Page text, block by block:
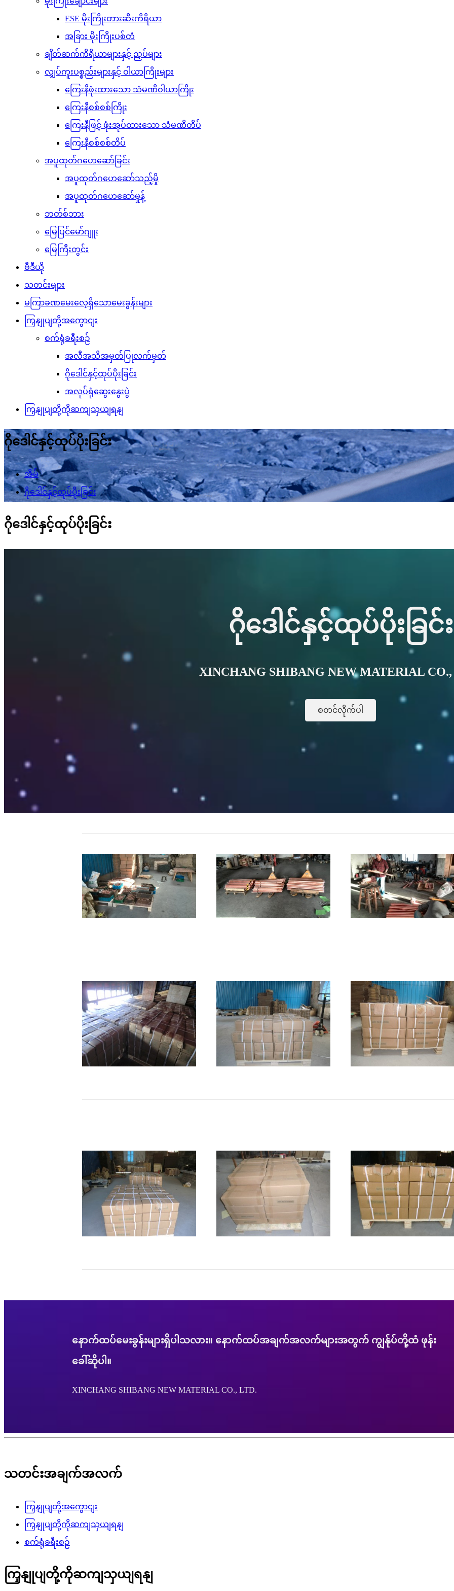
ESE မိုးကြိုးတားဆီးကိရိယာ
အခြား မိုးကြိုးပစ်တံ
ချိတ်ဆက်ကိရိယာများနှင့် ညှပ်များ
လျှပ်ကူးပစ္စည်းများနှင့် ဝါယာကြိုးများ
ကြေးနီဖုံးထားသော သံမဏိဝါယာကြိုး
ကြေးနီစစ်စစ်ကြိုး
ကြေးနီဖြင့် ဖုံးအုပ်ထားသော သံမဏိတိပ်
ကြေးနီစစ်စစ်တိပ်
အပူထုတ်ဂဟေဆော်ခြင်း
အပူထုတ်ဂဟေဆော်သည့်မှို
အပူထုတ်ဂဟေဆော်မှုန့်
ဘတ်စ်ဘား
မြေပြင်မော်ဂျူး
မြေကြီးတွင်း
ဗီဒီယို
သတင်းများ
မကြာခဏမေးလေ့ရှိသောမေးခွန်းများ
ကြှနျုပျတို့အကွောငျး
စက်ရုံခရီးစဉ်
အလီအသိအမှတ်ပြုလက်မှတ်
ဂိုဒေါင်နှင့်ထုပ်ပိုးခြင်း
အလုပ်ရုံဆွေးနွေးပွဲ
ကြှနျုပျတို့ကိုဆကျသှယျရနျ
ဂိုဒေါင်နှင့်ထုပ်ပိုးခြင်း
အိမ်
ဂိုဒေါင်နှင့်ထုပ်ပိုးခြင်း
ဂိုဒေါင်နှင့်ထုပ်ပိုးခြင်း
ဂိုဒေါင်နှင့်ထုပ်ပိုးခြင်း
XINCHANG SHIBANG NEW MATERIAL
စတင်လိုက်ပါ
နောက်ထပ်မေးခွန်းများရှိပါသလား။ နောက်ထပ်အချက်အလက်များအတွက် ကျွန်ုပ်တို့ထံ ဖုန်း
ခေါ်ဆိုပါ။
XINCHANG SHIBANG NEW MATERIAL CO., LTD.
သတင်းအချက်အလက်
ကြှနျုပျတို့အကွောငျး
ကြှနျုပျတို့ကိုဆကျသှယျရနျ
စက်ရုံခရီးစဉ်
ကြှနျုပျတို့ကိုဆကျသှယျရနျ